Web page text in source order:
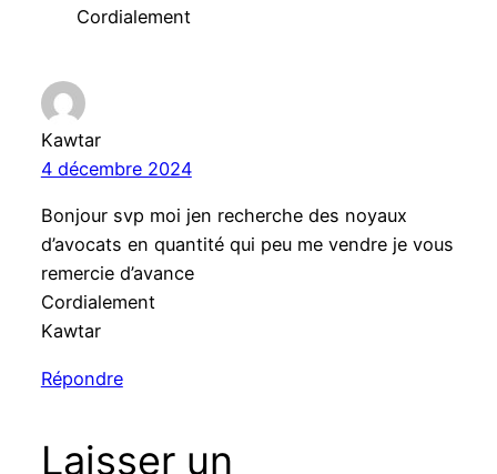
Cordialement
Kawtar
4 décembre 2024
Bonjour svp moi jen recherche des noyaux
d’avocats en quantité qui peu me vendre je vous
remercie d’avance
Cordialement
Kawtar
Répondre
Laisser un